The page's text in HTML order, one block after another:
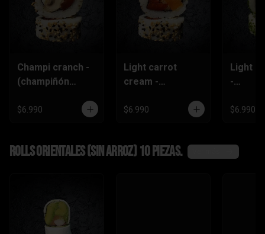
Champi cranch -
(champiñón
crema,pimentón)
$6.990
Light carrot
cream -
tempura,
$6.990
Light
-
,queso
$6.990
Rolls Orientales (SIN ARROZ) 10 piezas.